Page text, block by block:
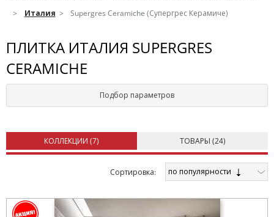
Италия
Supergres Ceramiche (Супергрес Керамиче)
ПЛИТКА ИТАЛИЯ SUPERGRES
CERAMICHE
Подбор параметров
КОЛЛЕКЦИИ (7) ТОВАРЫ (24)
Cортировка: по популярности